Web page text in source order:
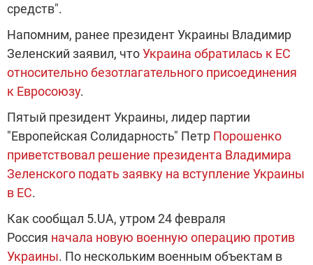
средств".
Напомним, ранее президент Украины Владимир
Зеленский заявил, чтоУкраина обратилась к ЕС
относительно безотлагательного присоединения
к Евросоюзу.
Пятый президент Украины, лидер партии
"Европейская Солидарность" Петр Порошенко
приветствовал решение президента Владимира
Зеленского подать заявку на вступление Украины
в ЕС.
Как сообщал 5.UA, утром 24 февраля
Россия начала новую военную операцию против
Украины. По нескольким военным объектам в